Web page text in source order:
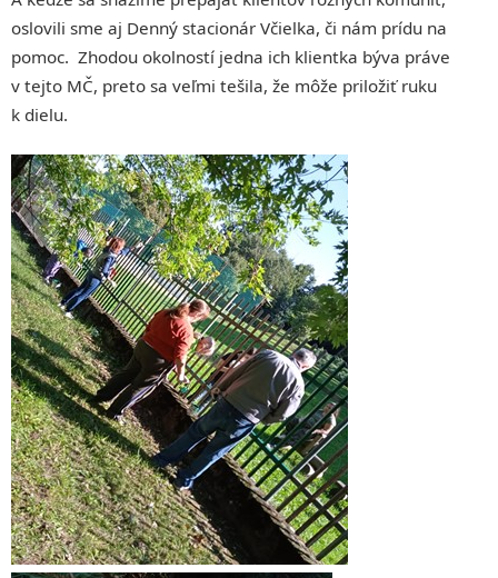
oslovili sme aj Denný stacionár Včielka, či nám prídu na
pomoc. Zhodou okolností jedna ich klientka býva práve
v tejto MČ, preto sa veľmi tešila, že môže priložiť ruku
k dielu.